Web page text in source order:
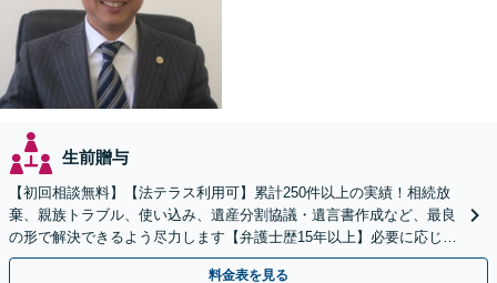
生前贈与
【初回相談無料】【法テラス利用可】累計250件以上の実績！相続放
棄、親族トラブル、使い込み、遺産分割協議・遺言書作成など、最良
の形で解決できるよう尽力します【弁護士歴15年以上】必要に応じて
不動産鑑定士・税理士などとも連携【久屋大通駅2分】
料金表を見る